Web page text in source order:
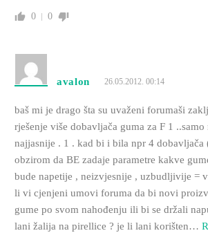
0 0
avalon 26.05.2012. 00:14
baš mi je drago šta su uvaženi forumaši
rješenje više dobavljača guma za F 1
najjasnije . 1 . kad bi i bila npr 4 dobavljača
obzirom da BE zadaje parametre kakve
bude napetije , neizvjesnije , uzbudljivije =
li vi cjenjeni umovi foruma da bi novi
gume po svom nahođenju ili bi se držali
lani žalija na pirellice ? je li lani korišten…